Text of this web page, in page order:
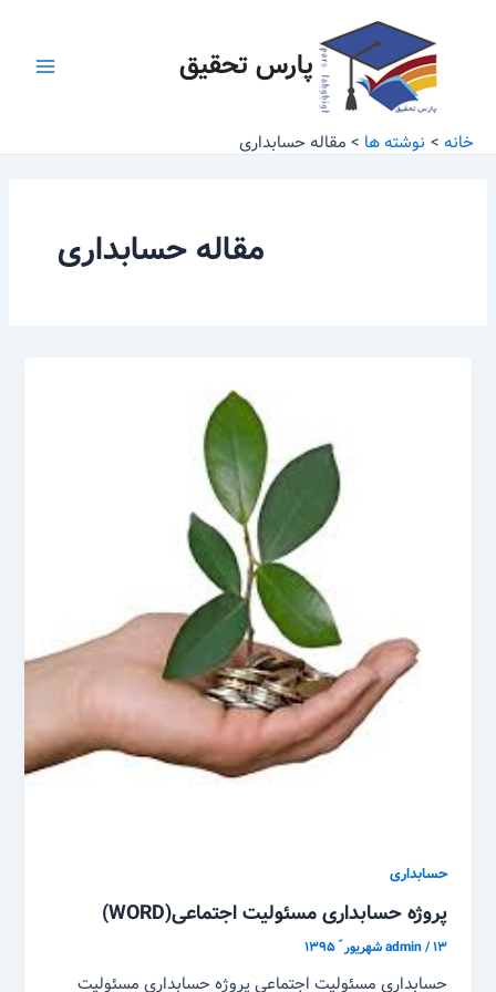
پارس تحقیق
خانه نوشته ها مقاله حسابداری
مقاله حسابداری
حسابداری
پروژه حسابداری مسئولیت اجتماعی(WORD)
admin/۱۳ شهریور ّ ۱۳۹۵
حسابداری مسئولیت اجتماعی پروژه حسابداری مسئولیت